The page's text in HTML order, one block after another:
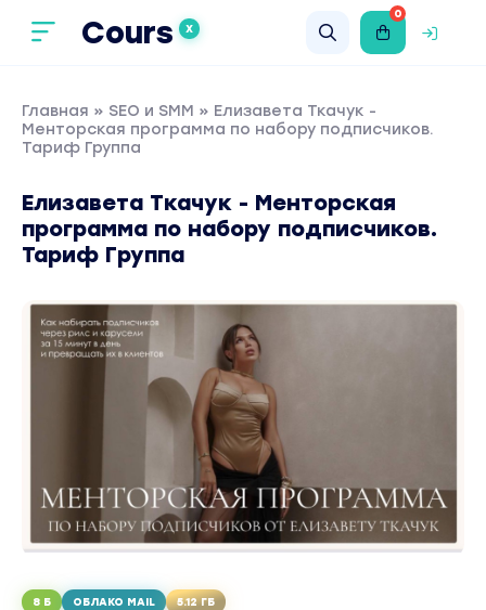
Cours X
0
Главная » SEO и SMM » Елизавета Ткачук -
Менторская программа по набору подписчиков.
Тариф Группа
Елизавета Ткачук - Менторская
программа по набору подписчиков.
Тариф Группа
8 Б ОБЛАКО MAIL 5.12 ГБ